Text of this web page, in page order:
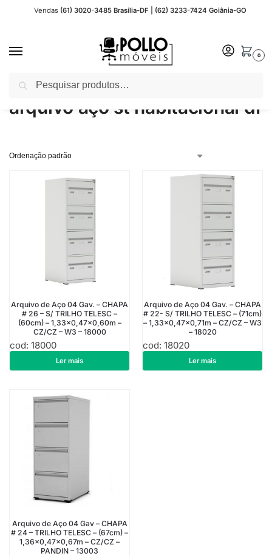
Vendas (61) 3020-3485 Brasília-DF | (62) 3233-7424 Goiânia-GO
0
Início Produtos marcados com a tag “arquivo aço st habitacional df”
arquivo aço st habitacional df
Arquivo de Aço 04 Gav. – CHAPA
# 26 – S/ TRILHO TELESC –
(60cm) – 1,33×0,47×0,60m –
CZ/CZ – W3 – 18000
cod: 18000
R$913,50
Ler mais
Arquivo de Aço 04 Gav. – CHAPA
# 22- S/ TRILHO TELESC – (71cm)
– 1,33×0,47×0,71m – CZ/CZ – W3
– 18020
cod: 18020
1.178,10
Ler mais
Arquivo de Aço 04 Gav – CHAPA
# 24 – TRILHO TELESC – (67cm) –
1,36×0,47×0,67m – CZ/CZ –
PANDIN – 13003